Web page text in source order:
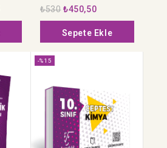
0
5
üzerinden
₺530 ₺450,50
Sepete Ekle
-%15